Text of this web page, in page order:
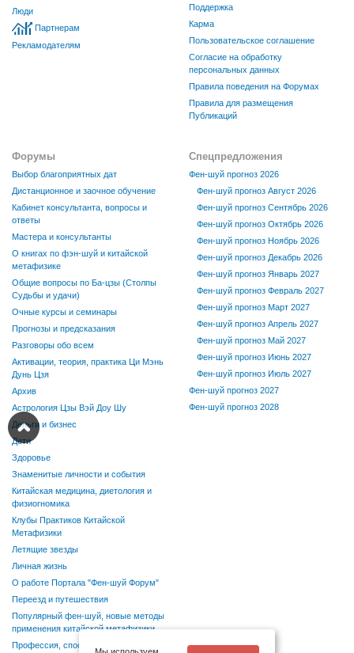
Люди
Партнерам
Рекламодателям
Поддержка
Карма
Пользовательское соглашение
Согласие на обработку
персональных данных
Правила поведения на Форумах
Правила для размещения
Публикаций
Форумы
Выбор благоприятных дат
Дистанционное и заочное обучение
Кабинет консультанта, вопросы и
ответы
Мастера и консультанты
О книгах по фэн-шуй и китайской
метафизике
Общие вопросы по Ба-цзы (Столпы
Судьбы и удачи)
Очные курсы и семинары
Прогнозы и предсказания
Разговоры обо всем
Активации, теория, практика Ци Мэнь
Дунь Цзя
Архив
Астрология Цзы Вэй Доу Шу
Деньги и бизнес
Дети
Здоровье
Знаменитые личности и события
Китайская медицина, диетология и
физиогномика
Клубы Практиков Китайской
Метафизики
Летящие звезды
Личная жизнь
О работе Портала "Фен-шуй Форум"
Переезд и путешествия
Популярный фен-шуй, новые методы
применения китайской метафизики
Профессия, способности, хобби
Спецпредложения
Фен-шуй прогноз 2026
Фен-шуй прогноз Август 2026
Фен-шуй прогноз Сентябрь 2026
Фен-шуй прогноз Октябрь 2026
Фен-шуй прогноз Ноябрь 2026
Фен-шуй прогноз Декабрь 2026
Фен-шуй прогноз Январь 2027
Фен-шуй прогноз Февраль 2027
Фен-шуй прогноз Март 2027
Фен-шуй прогноз Апрель 2027
Фен-шуй прогноз Май 2027
Фен-шуй прогноз Июнь 2027
Фен-шуй прогноз Июль 2027
Фен-шуй прогноз 2027
Фен-шуй прогноз 2028